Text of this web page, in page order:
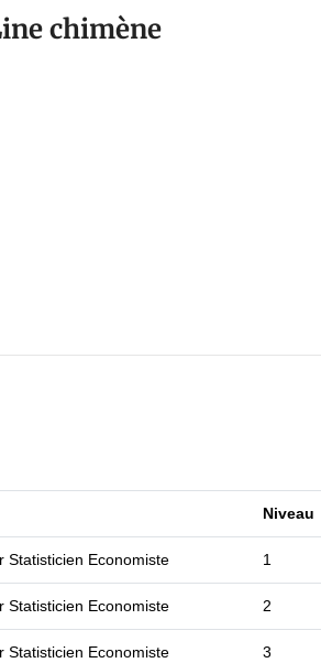
chimène
Niveau
Statisticien Economiste 1
Statisticien Economiste 2
Statisticien Economiste 3